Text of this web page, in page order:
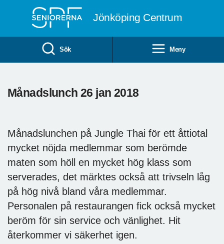
Jönköping Centrum
Sök Meny
Månadslunch 26 jan 2018
Månadslunchen på Jungle Thai för ett åttiotal
mycket nöjda medlemmar som berömde
maten som höll en mycket hög klass som
serverades, det märktes också att trivseln låg
på hög nivå bland våra medlemmar.
Personalen på restaurangen fick också mycket
beröm för sin service och vänlighet. Hit
återkommer vi säkerhet igen.